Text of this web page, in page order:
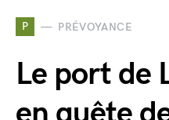
P PRÉVOYANCE
Le port de